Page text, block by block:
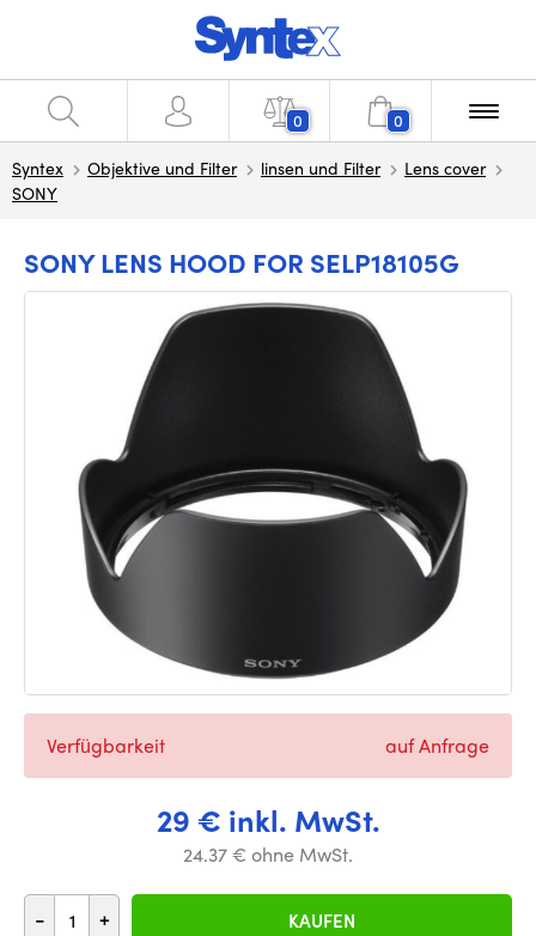
0 0
Syntex Objektive und Filter linsen und Filter
Lens cover
SONY
SONY LENS HOOD FOR SELP18105G
29 € inkl. MwSt.
24.37 € ohne MwSt.
- + KAUFEN
Verfügbarkeit auf Anfrage